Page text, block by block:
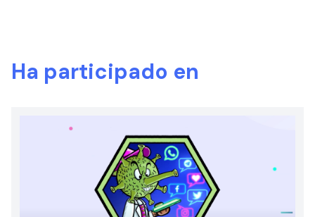
Ha participado en